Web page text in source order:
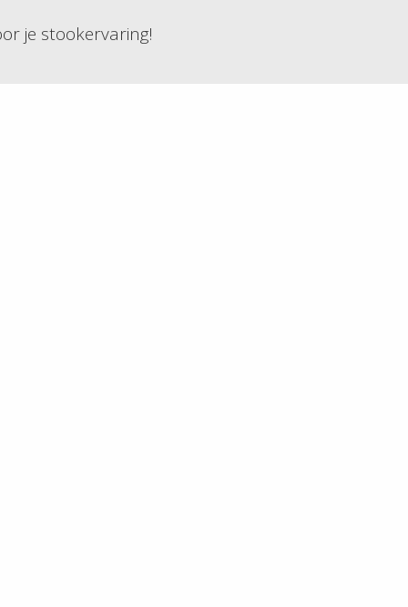
je stookervaring!